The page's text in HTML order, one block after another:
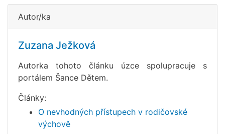
Autor/ka
Zuzana Ježková
Autorka tohoto článku úzce spolupracuje s
portálem Šance Dětem.
Články:
O nevhodných přístupech v rodičovské
výchově